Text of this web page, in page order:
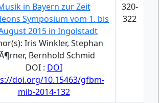
in Bayern zur Zeit
Symposium vom 1. bis
2015 in Ingolstadt
Iris Winkler, Stephan
Bernhold Schmid
DOI : DOI
doi.org/10.15463/gfbm-
mib-2014-132
320-
322